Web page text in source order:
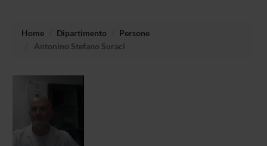
Home Dipartimento
Persone
Antonino Stefano Suraci